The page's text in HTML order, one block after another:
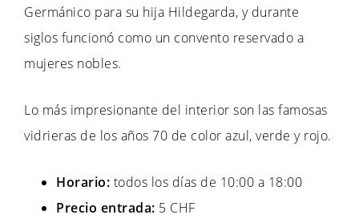
Germánico para su hija Hildegarda, y durante
siglos funcionó como un convento reservado a
mujeres nobles.
Lo más impresionante del interior son las famosas
vidrieras de los años 70 de color azul, verde y rojo.
Horario: todos los días de 10:00 a 18:00
Precio entrada: 5 CHF